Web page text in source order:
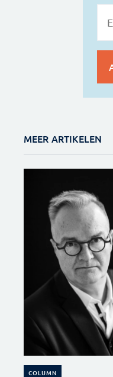
MEER ARTIKELEN
COLUMN